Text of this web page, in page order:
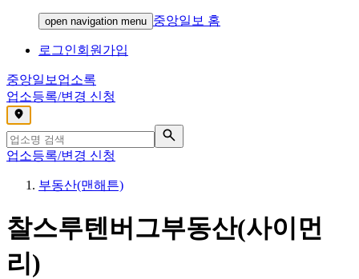
open navigation menu 중앙일보 홈
로그인회원가입
중앙일보 업소록
업소등록/변경 신청
,
업소등록/변경 신청
부동산(맨해튼)
찰스루텐버그부동산(사이먼
리)